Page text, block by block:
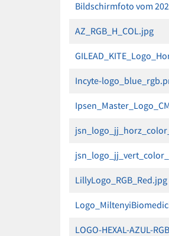
Bildschirmfoto vom
AZ_RGB_H_COL.jpg
Incyte-
LillyLogo_RGB_Red.jpg
LOGO-HEXAL-AZUL-